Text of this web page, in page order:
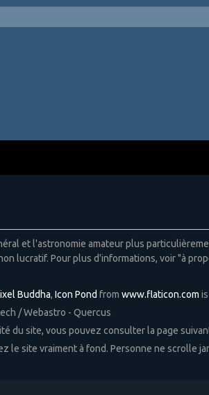
et l'astronomie amateur plus
lucratif. Pour plus d'informations, voir "à
Buddha, Icon Pond from www.flaticon.com
/ Webastro - Quercus
du site, vous pouvez consulter la page
le site vraiment à fond. Personne ne scrolle